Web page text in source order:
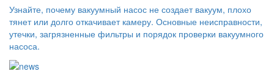
Узнайте, почему вакуумный насос не создает вакуум, плохо
тянет или долго откачивает камеру. Основные неисправности,
утечки, загрязненные фильтры и порядок проверки вакуумного
насоса.